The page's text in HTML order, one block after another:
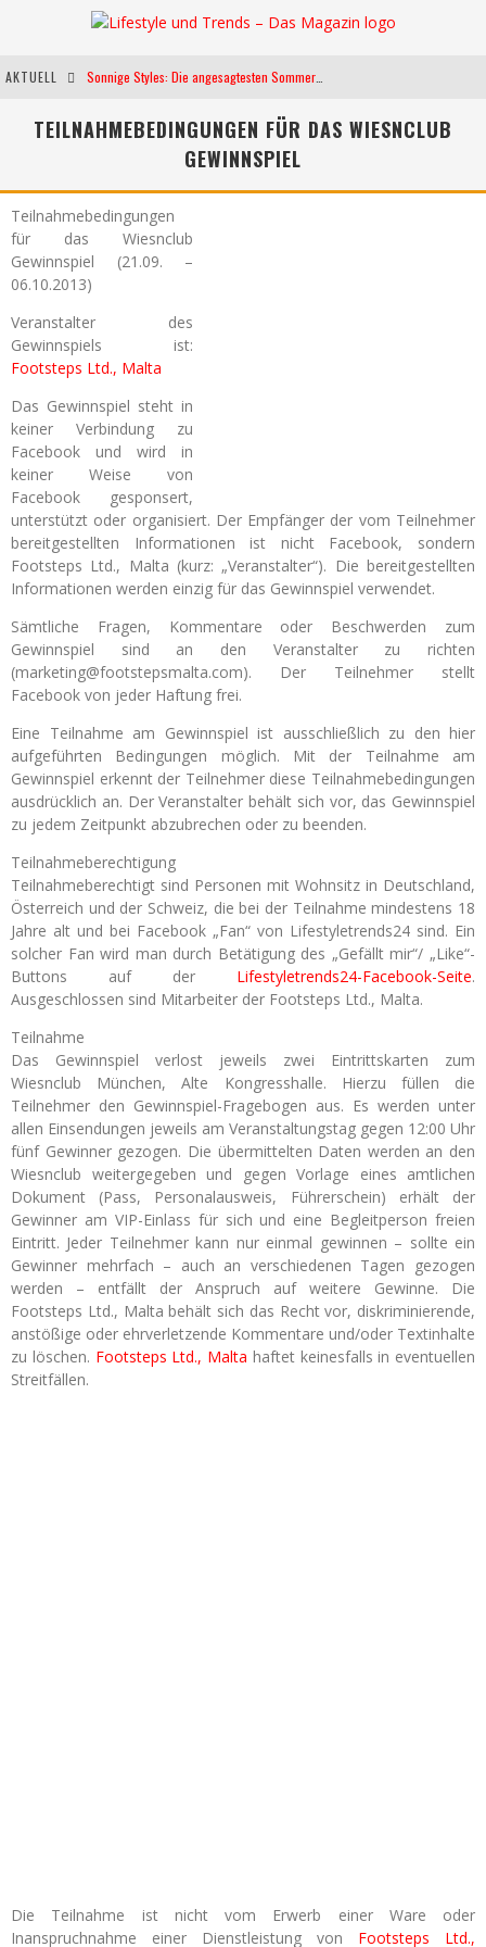
AKTUELL
Die heißesten Bühnen Europas: Die Top Festivals des Sommers 2024
Weltfrauentag - Eine Feier der Weiblichkeit
TEILNAHMEBEDINGUNGEN FÜR DAS WIESNCLUB
GEWINNSPIEL
Teilnahmebedingungen
für das Wiesnclub
Gewinnspiel (21.09. –
06.10.2013)
Veranstalter des
Gewinnspiels ist:
Footsteps Ltd., Malta
Das Gewinnspiel steht in
keiner Verbindung zu
Facebook und wird in
keiner Weise von
Facebook gesponsert,
unterstützt oder organisiert. Der Empfänger der vom Teilnehmer
bereitgestellten Informationen ist nicht Facebook, sondern
Footsteps Ltd., Malta (kurz: „Veranstalter“). Die bereitgestellten
Informationen werden einzig für das Gewinnspiel verwendet.
Sämtliche Fragen, Kommentare oder Beschwerden zum
Gewinnspiel sind an den Veranstalter zu richten
(marketing@footstepsmalta.com). Der Teilnehmer stellt
Facebook von jeder Haftung frei.
Eine Teilnahme am Gewinnspiel ist ausschließlich zu den hier
aufgeführten Bedingungen möglich. Mit der Teilnahme am
Gewinnspiel erkennt der Teilnehmer diese Teilnahmebedingungen
ausdrücklich an. Der Veranstalter behält sich vor, das Gewinnspiel
zu jedem Zeitpunkt abzubrechen oder zu beenden.
Teilnahmeberechtigung
Teilnahmeberechtigt sind Personen mit Wohnsitz in Deutschland,
Österreich und der Schweiz, die bei der Teilnahme mindestens 18
Jahre alt und bei Facebook „Fan“ von Lifestyletrends24 sind. Ein
solcher Fan wird man durch Betätigung des „Gefällt mir“/ „Like“-
Buttons auf der Lifestyletrends24-Facebook-Seite.
Ausgeschlossen sind Mitarbeiter der Footsteps Ltd., Malta.
Teilnahme
Das Gewinnspiel verlost jeweils zwei Eintrittskarten zum
Wiesnclub München, Alte Kongresshalle. Hierzu füllen die
Teilnehmer den Gewinnspiel-Fragebogen aus. Es werden unter
allen Einsendungen jeweils am Veranstaltungstag gegen 12:00 Uhr
fünf Gewinner gezogen. Die übermittelten Daten werden an den
Wiesnclub weitergegeben und gegen Vorlage eines amtlichen
Dokument (Pass, Personalausweis, Führerschein) erhält der
Gewinner am VIP-Einlass für sich und eine Begleitperson freien
Eintritt. Jeder Teilnehmer kann nur einmal gewinnen – sollte ein
Gewinner mehrfach – auch an verschiedenen Tagen gezogen
werden – entfällt der Anspruch auf weitere Gewinne. Die
Footsteps Ltd., Malta behält sich das Recht vor, diskriminierende,
anstößige oder ehrverletzende Kommentare und/oder Textinhalte
zu löschen. Footsteps Ltd., Malta haftet keinesfalls in eventuellen
Streitfällen.
Die Teilnahme ist nicht vom Erwerb einer Ware oder
Inanspruchnahme einer Dienstleistung von Footsteps Ltd.,